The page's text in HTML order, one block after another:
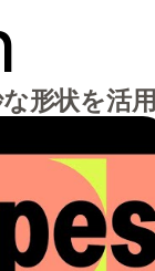
形状を活